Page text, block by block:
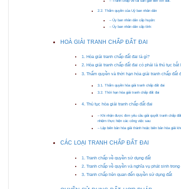
2.2. Thẩm quyền của Uỷ ban nhân dân
– Ủy ban nhân dân cấp huyện:
– Ủy ban nhân dân cấp tỉnh:
HOÀ GIẢI TRANH CHẤP ĐẤT ĐAI
1. Hòa giải tranh chấp đất đai là gì?
2. Hòa giải tranh chấp đất đai có phải là thủ tục bắt
3. Thẩm quyền và thời hạn hòa giải tranh chấp đất
3.1. Thẩm quyền hòa giải tranh chấp đất đai
3.2. Thời hạn hòa giải tranh chấp đất đai
4. Thủ tục hòa giải tranh chấp đất đai
– Khi nhận được đơn yêu cầu giải quyết tranh chấp
nhiệm thực hiện các công việc sau:
– Lập biên bản hòa giải thành hoặc biên bản hòa giải
CÁC LOẠI TRANH CHẤP ĐẤT ĐAI
1. Tranh chấp về quyền sử dụng đất
2. Tranh chấp về quyền và nghĩa vụ phát sinh
3. Tranh chấp liên quan đến quyền sử dụng đất